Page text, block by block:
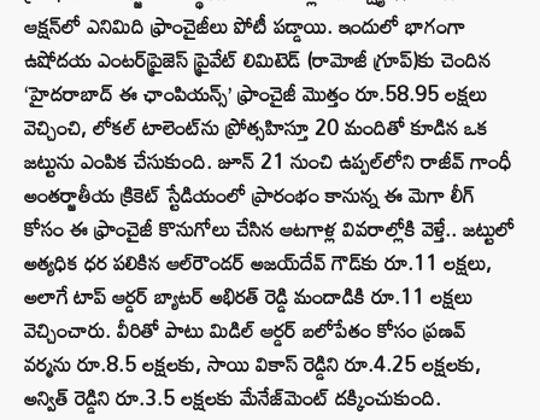
ఆక్షన్‌లో ఎనిమిది ఫ్రాంచైజీలు పోటీ పడ్డాయి. ఇందులో భాగంగా
ఉషోదయ ఎంటర్‌ప్రైజెస్‌ ప్రైవేట్‌ లిమిటెడ్‌ (రామోజీ గ్రూప్)కు చెందిన
‘హైదరాబాద్ ఈ ఛాంపియన్స్’ ఫ్రాంచైజీ మొత్తం రూ.58.95 లక్షలు
వెచ్చించి, లోకల్ టాలెంట్‌ను ప్రోత్సహిస్తూ 20 మందితో కూడిన ఒక
జట్టును ఎంపిక చేసుకుంది. జూన్ 21 నుంచి ఉప్పల్‌లోని రాజీవ్ గాంధీ
అంతర్జాతీయ క్రికెట్ స్టేడియంలో ప్రారంభం కానున్న ఈ మెగా లీగ్
కోసం ఈ ఫ్రాంచైజీ కొనుగోలు చేసిన ఆటగాళ్ల వివరాల్లోకి వెళ్తే.. జట్టులో
అత్యధిక ధర పలికిన ఆల్‌రౌండర్ అజయ్‌దేవ్ గౌడ్‌కు రూ.11 లక్షలు,
అలాగే టాప్ ఆర్డర్ బ్యాటర్ అభిరత్ రెడ్డి మందాడికి రూ.11 లక్షలు
వెచ్చించారు. వీరితో పాటు మిడిల్ ఆర్డర్ బలోపేతం కోసం ప్రణవ్
వర్మను రూ.8.5 లక్షలకు, సాయి వికాస్ రెడ్డిని రూ.4.25 లక్షలకు,
అన్విత్ రెడ్డిని రూ.3.5 లక్షలకు మేనేజ్‌మెంట్ దక్కించుకుంది.